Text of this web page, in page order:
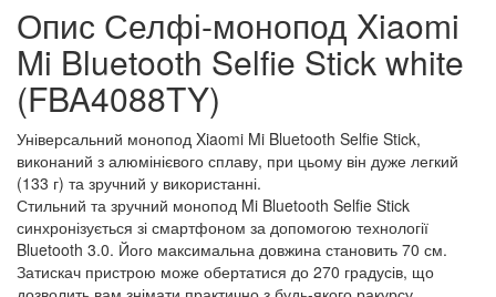
Опис Селфі-монопод Xiaomi
Mi Bluetooth Selfie Stick white
(FBA4088TY)
Універсальний монопод Xiaomi Mi Bluetooth Selfie Stick,
виконаний з алюмінієвого сплаву, при цьому він дуже легкий
(133 г) та зручний у використанні.
Стильний та зручний монопод Mi Bluetooth Selfie Stick
синхронізується зі смартфоном за допомогою технології
Bluetooth 3.0. Його максимальна довжина становить 70 см.
Затискач пристрою може обертатися до 270 градусів, що